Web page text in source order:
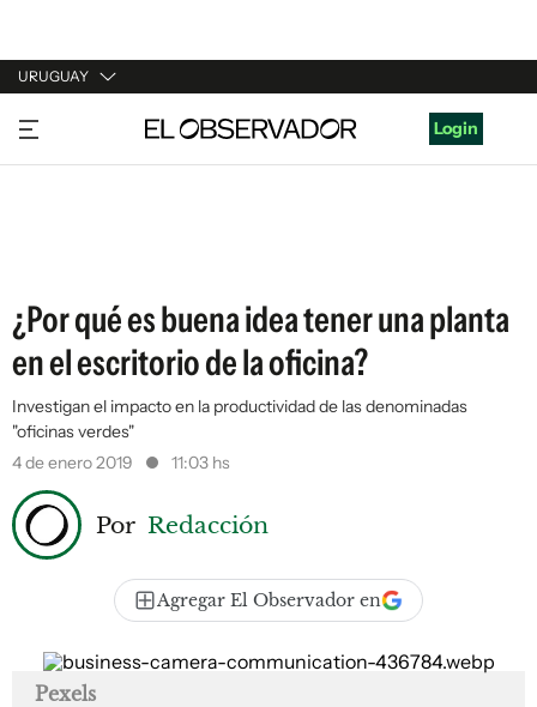
URUGUAY
URUGUAY
ARGENTINA
Login
¿Por qué es buena idea tener una planta
en el escritorio de la oficina?
Investigan el impacto en la productividad de las denominadas
"oficinas verdes"
4 de enero 2019
11:03 hs
Por Redacción
Agregar El Observador en
Pexels